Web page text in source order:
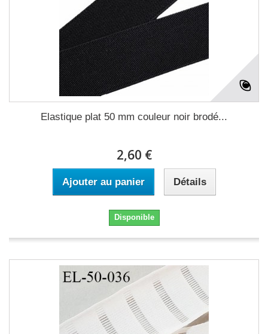
Elastique plat 50 mm couleur noir brodé...
2,60 €
Ajouter au panier Détails
Disponible